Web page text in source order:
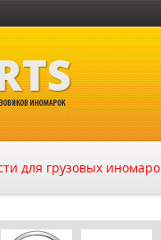
для грузовых